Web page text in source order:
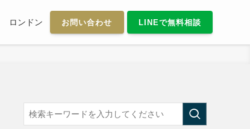
ロンドン お問い合わせ LINEで無料相談